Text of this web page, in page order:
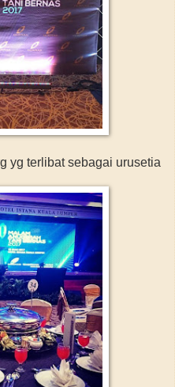
yg terlibat sebagai urusetia